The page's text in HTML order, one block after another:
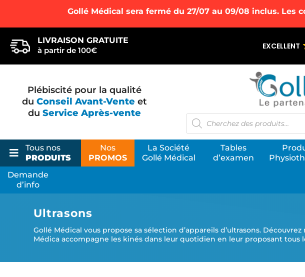
Gollé Médical sera fermé du 27/07 au 09/08 inclus.
LIVRAISON GRATUITE
à partir de 100€
EXCELLENT
Plébiscité pour la qualité
duConseil Avant-Vente et
duService Après-vente
Recherche
de
produits
Tous nos
PRODUITS
Champs magnétiques
Ondes de choc
Nos
PROMOS
La Société
Gollé Médical
Tables
d’examen
Demande
d’info
Ultrasons
Gollé Médical vous propose sa sélection d’appareils d’ultrasons.
Médica accompagne les kinés dans leur quotidien en leur proposant